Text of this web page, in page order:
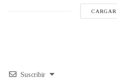
Suscribir